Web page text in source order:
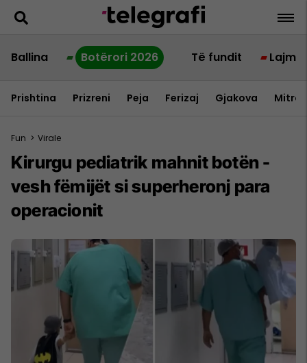
Ballina Botërori 2026 Të fundit Lajme
Prishtina Prizreni Peja Ferizaj Gjakova
Fun > Virale
Kirurgu pediatrik mahnit botën -
vesh fëmijët si superheronj para
operacionit